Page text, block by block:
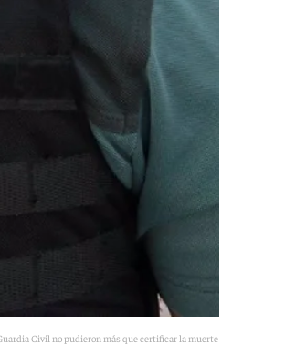
Civil no pudieron más que certificar la muerte del motorista.